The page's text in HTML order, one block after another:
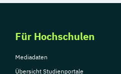
Für Hochschulen
Mediadaten
Übersicht Studienportale